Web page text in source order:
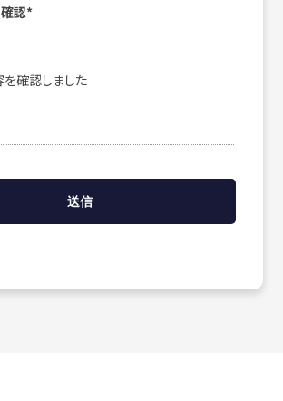
認*
確認しました